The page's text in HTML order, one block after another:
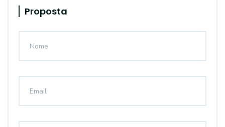
Proposta